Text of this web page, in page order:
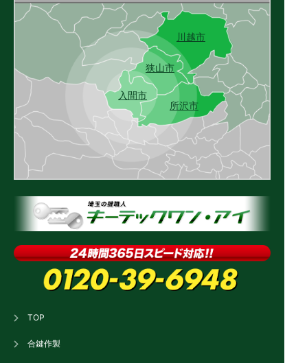
2023.06.05
2008年 プジョー 207 鍵紛失 鍵作成
入間市
狭山市
所沢市
川越市
TOP
合鍵作製